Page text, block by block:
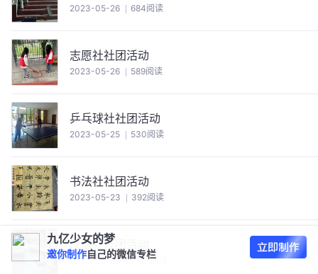
2023-05-26 684阅读
志愿社社团活动
2023-05-26 589阅读
乒乓球社社团活动
2023-05-25 530阅读
书法社社团活动
2023-05-23 392阅读
汉服社社团活动
2023-05-20 1107阅读
九亿少女的梦
邀你制作 自己的微信专栏